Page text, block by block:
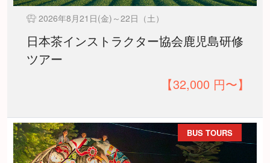
2026年8月21日(金)～22日（土）
日本茶インストラクター協会鹿児島研修
ツアー
【32,000 円〜】
BUS TOURS